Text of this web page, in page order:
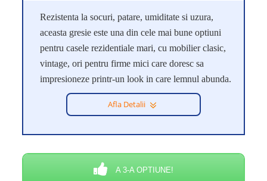
Rezistenta la socuri, patare, umiditate si uzura,
aceasta gresie este una din cele mai bune optiuni
pentru casele rezidentiale mari, cu mobilier clasic,
vintage, ori pentru firme mici care doresc sa
impresioneze printr-un look in care lemnul abunda.
Afla Detalii
A 3-A OPTIUNE!